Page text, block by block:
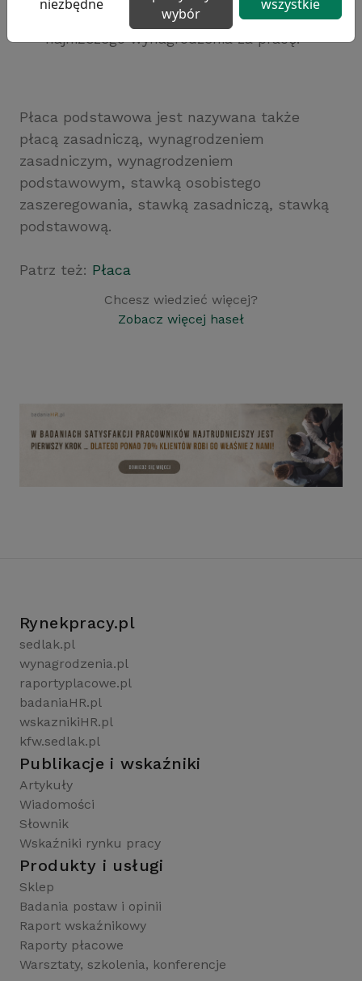
państwa, wyrażona w ustalaniu
najniższego wynagrodzenia za pracę.
Płaca podstawowa jest nazywana także
płacą zasadniczą, wynagrodzeniem
zasadniczym, wynagrodzeniem
podstawowym, stawką osobistego
zaszeregowania, stawką zasadniczą, stawką
podstawową.
Patrz też: Płaca
Chcesz wiedzieć więcej?
Zobacz więcej haseł
Rynekpracy.pl
sedlak.pl
wynagrodzenia.pl
raportyplacowe.pl
badaniaHR.pl
wskaznikiHR.pl
kfw.sedlak.pl
Publikacje i wskaźniki
Artykuły
Wiadomości
Słownik
Wskaźniki rynku pracy
Produkty i usługi
Sklep
Badania postaw i opinii
Raport wskaźnikowy
Raporty płacowe
Warsztaty, szkolenia, konferencje
niezbędne
wybór
wszystkie